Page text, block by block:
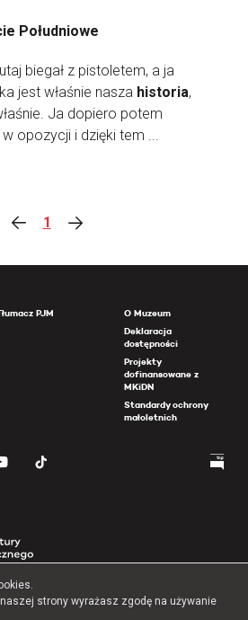
Południowe
biegał z pistoletem, a ja
jest właśnie nasza historia,
Ja dopiero potem
w opozycji i dzięki tem ...
1
PJM
O Muzeum
Deklaracja
dostępności
Projekty
dofinansowane z
MKiDN
Standardy ochrony
małoletnich
strony wyrażasz zgodę na używanie